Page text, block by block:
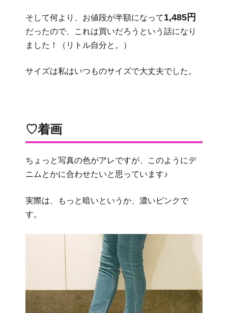
そして何より、お値段が半額になって1,485円
だったので、これは買いだろうという話になり
ました！（リトル自分と。）
サイズは私はいつものサイズで大丈夫でした。
♡着画
ちょっと写真の色がアレですが、このようにデ
ニムとかに合わせたいと思っています♪
実際は、もっと暗いというか、濃いピンクで
す。